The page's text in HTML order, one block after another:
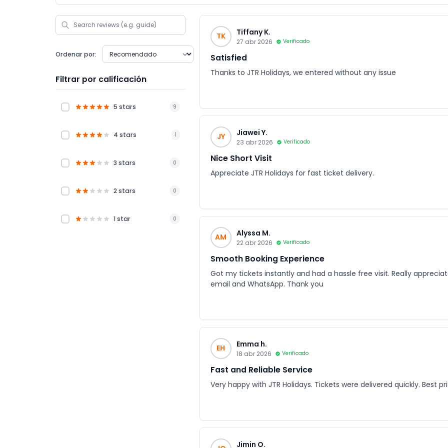
Ordenar por:
Filtrar por calificación
5 stars 9
4 stars 1
3 stars 0
2 stars 0
1 star 0
TK Tiffany K.
27 abr 2026 Verificado
Satisfied
Thanks to JTR Holidays, we entered without any issue
JY Jiawei Y.
23 abr 2026 Verificado
Nice Short Visit
Appreciate JTR Holidays for fast ticket delivery.
AM Alyssa M.
22 abr 2026 Verificado
Smooth Booking Experience
Got my tickets instantly and had a hassle free visit. Really
email and WhatsApp. Thank you
EH Emma h.
18 abr 2026 Verificado
Fast and Reliable Service
Very happy with JTR Holidays. Tickets were delivered quickly. Best
Jimin O.